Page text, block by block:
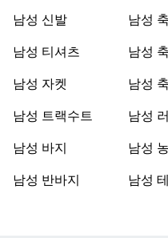
남성 신발
남성 티셔츠
남성 자켓
남성 트랙수트
남성 바지
남성 반바지
남성
남성
남성
남성
남성
남성